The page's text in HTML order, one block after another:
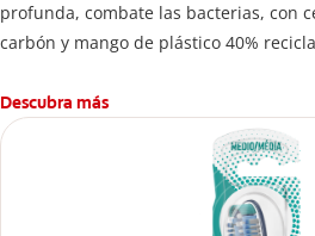
profunda, combate las bacterias, con
carbón y mango de plástico 40%
Descubra más